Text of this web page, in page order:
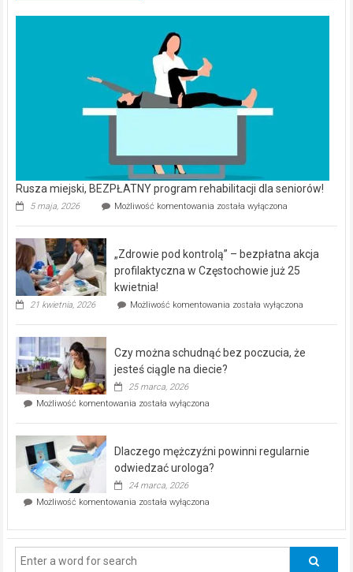
Rusza miejski, BEZPŁATNY program rehabilitacji dla seniorów!
5 maja, 2026 Możliwość komentowania Rusza
rehabilitacji
dla
została wyłączona
„Zdrowie pod kontrolą” – bezpłatna akcja
profilaktyczna w Częstochowie już 25
kwietnia!
21 kwietnia, 2026 Możliwość komentowania „Zdrowie
bezpłatna
została wyłączona
Czy można schudnąć bez poczucia, że
jesteś ciągle na diecie?
25 marca, 2026
Możliwość komentowania Czy
poczucia,
że
ciągle
na
została wyłączona
Dlaczego mężczyźni powinni regularnie
odwiedzać urologa?
24 marca, 2026
Możliwość komentowania Dlaczego
regularnie
została wyłączona